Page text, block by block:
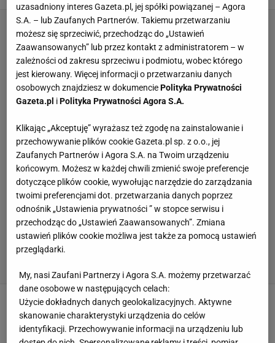
UOKiK porównał produkty spożywcze z Niemiec
i Polski. 12 z nich różni się między sobą
ODŻYWIANIE POLSKIE PRODUKTY
PRODUKTY SPOŻYWCZE
ZDROWIE
ŻYWNOŚĆ
uzasadniony interes Gazeta.pl, jej spółki powiązanej – Agora
S.A. – lub Zaufanych Partnerów. Takiemu przetwarzaniu
możesz się sprzeciwić, przechodząc do „Ustawień
Zaawansowanych” lub przez kontakt z administratorem – w
zależności od zakresu sprzeciwu i podmiotu, wobec którego
jest kierowany. Więcej informacji o przetwarzaniu danych
osobowych znajdziesz w dokumencie Polityka Prywatności
Gazeta.pl i Polityka Prywatności Agora S.A.
Klikając „Akceptuję” wyrażasz też zgodę na zainstalowanie i
przechowywanie plików cookie Gazeta.pl sp. z o.o., jej
Zaufanych Partnerów i Agora S.A. na Twoim urządzeniu
końcowym. Możesz w każdej chwili zmienić swoje preferencje
dotyczące plików cookie, wywołując narzędzie do zarządzania
twoimi preferencjami dot. przetwarzania danych poprzez
odnośnik „Ustawienia prywatności ” w stopce serwisu i
przechodząc do „Ustawień Zaawansowanych”. Zmiana
ustawień plików cookie możliwa jest także za pomocą ustawień
przeglądarki.
My, nasi Zaufani Partnerzy i Agora S.A. możemy przetwarzać
dane osobowe w następujących celach:
Użycie dokładnych danych geolokalizacyjnych. Aktywne
skanowanie charakterystyki urządzenia do celów
identyfikacji. Przechowywanie informacji na urządzeniu lub